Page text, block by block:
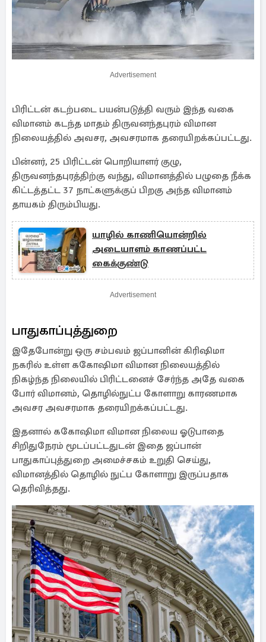
Advertisement
பிரிட்டன் கடற்படை பயன்படுத்தி வரும் இந்த வகை
விமானம் கடந்த மாதம் திருவனந்தபுரம் விமான
நிலையத்தில் அவசர, அவசரமாக தரையிறக்கப்பட்டது.
பின்னர், 25 பிரிட்டன் பொறியாளர் குழு,
திருவனந்தபுரத்திற்கு வந்து, விமானத்தில் பழுதை நீக்க
கிட்டத்தட்ட 37 நாட்களுக்குப் பிறகு அந்த விமானம்
தாயகம் திரும்பியது.
யாழில் காணியொன்றில்
அடையாளம் காணப்பட்ட
கைக்குண்டு
Advertisement
பாதுகாப்புத்துறை
இதேபோன்று ஒரு சம்பவம் ஜப்பானின் கிரிஷிமா
நகரில் உள்ள ககோஷிமா விமான நிலையத்தில்
நிகழ்ந்த நிலையில் பிரிட்டனைச் சேர்ந்த அதே வகை
போர் விமானம், தொழில்நுட்ப கோளாறு காரணமாக
அவசர அவசரமாக தரையிறக்கப்பட்டது.
இதனால் ககோஷிமா விமான நிலைய ஓடுபாதை
சிறிதுநேரம் மூடப்பட்டதுடன் இதை ஜப்பான்
பாதுகாப்புத்துறை அமைச்சகம் உறுதி செய்து,
விமானத்தில் தொழில் நுட்ப கோளாறு இருப்பதாக
தெரிவித்தது.